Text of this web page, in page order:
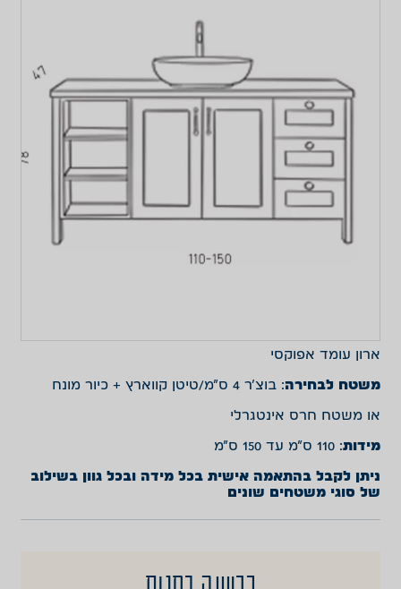
ארון עומד אפוקסי
משטח לבחירה: בוצ’ר 4 ס”מ/טיטן קווארץ + כיור מונח
או משטח חרס אינטגרלי
מידות: 110 ס”מ עד 150 ס”מ
ניתן לקבל בהתאמה אישית בכל מידה ובכל גוון בשילוב
של סוגי משטחים שונים